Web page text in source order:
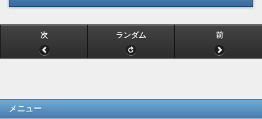
次 ランダム 前
メニュー